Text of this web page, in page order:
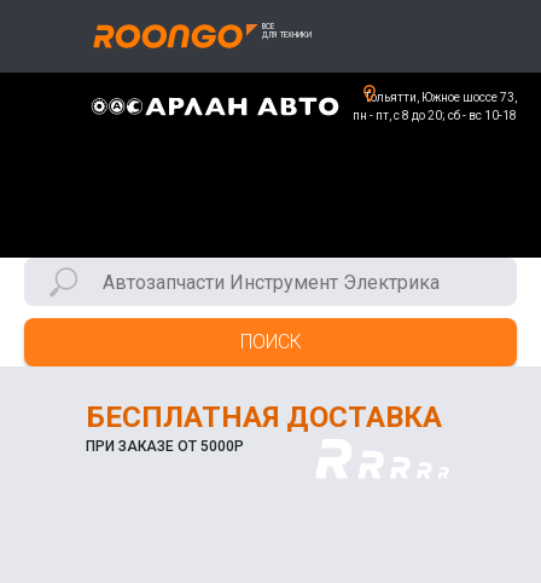
Тольятти, Южное шоссе 73,
пн - пт, с 8 до 20; сб - вс 10-18
ПОИСК
БЕСПЛАТНАЯ ДОСТАВКА
ПРИ ЗАКАЗЕ ОТ 5000Р